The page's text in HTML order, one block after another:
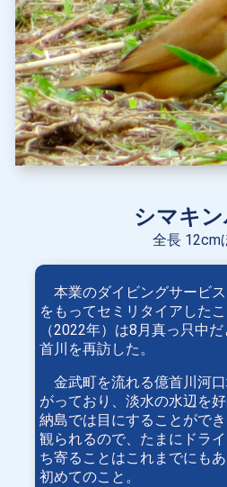
シマキン
全長 12cm
本業のダイビングサービ
をもってセミリタイアした
（2022年）は8月真っ只中
首川を再訪した。
金武町を流れる億首川河
がっており、淡水の水辺を
納島では目にすることがで
観られるので、たまにドラ
ち寄ることはこれまでにも
初めてのこと。